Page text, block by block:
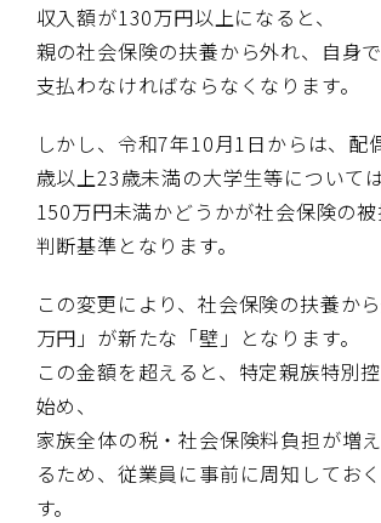
収入額が130万円以上になると、
親の社会保険の扶養から外れ、自身
支払わなければならなくなります。
しかし、令和7年10月1日からは、配
歳以上23歳未満の大学生等については
150万円未満かどうかが社会保険の
判断基準となります。
この変更により、社会保険の扶養か
万円」が新たな「壁」となります。
この金額を超えると、特定親族特別
始め、
家族全体の税・社会保険料負担が増
るため、従業員に事前に周知してお
す。